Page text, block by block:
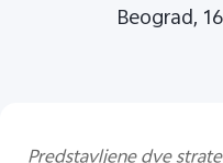
Beograd,